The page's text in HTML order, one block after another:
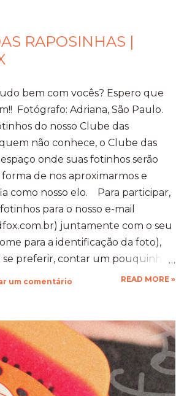
RAPOSINHAS |
bem com vocês? Espero que
Fotógrafo: Adriana, São Paulo.
do nosso Clube das
não conhece, o Clube das
onde suas fotinhos serão
forma de nos aproximarmos e
como nosso elo. Para participar,
para o nosso e-mail
juntamente com o seu
para a identificação da foto),
se preferir, contar um pouquinho
Fique a vontade! Ficarei muito
um comentário READ MORE »